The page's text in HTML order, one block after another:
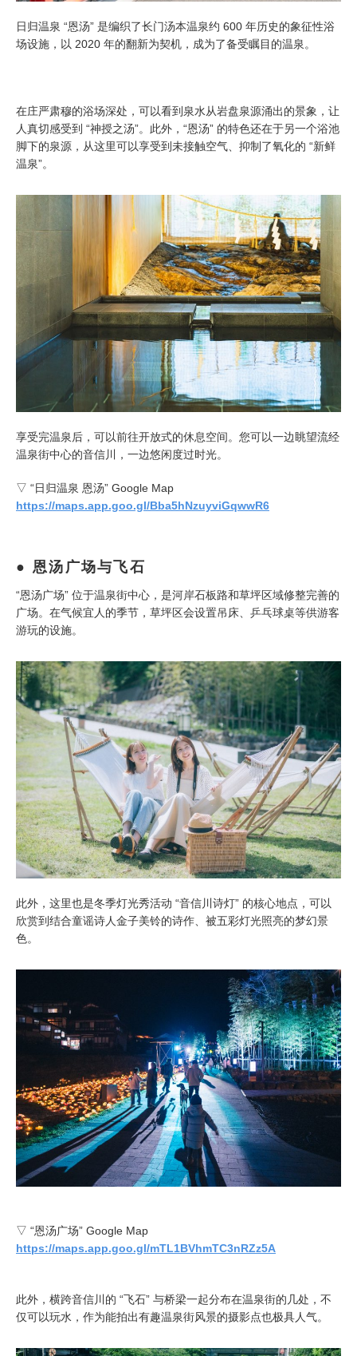
日归温泉 “恩汤” 是编织了长门汤本温泉约 600 年历史的象征性浴
场设施，以 2020 年的翻新为契机，成为了备受瞩目的温泉。
在庄严肃穆的浴场深处，可以看到泉水从岩盘泉源涌出的景象，让
人真切感受到 “神授之汤”。此外，“恩汤” 的特色还在于另一个浴池
脚下的泉源，从这里可以享受到未接触空气、抑制了氧化的 “新鲜
温泉”。
享受完温泉后，可以前往开放式的休息空间。您可以一边眺望流经
温泉街中心的音信川，一边悠闲度过时光。
▽ “日归温泉 恩汤” Google Map
https://maps.app.goo.gl/Bba5hNzuyviGqwwR6
恩汤广场与飞石
“恩汤广场” 位于温泉街中心，是河岸石板路和草坪区域修整完善的
广场。在气候宜人的季节，草坪区会设置吊床、乒乓球桌等供游客
游玩的设施。
此外，这里也是冬季灯光秀活动 “音信川诗灯” 的核心地点，可以
欣赏到结合童谣诗人金子美铃的诗作、被五彩灯光照亮的梦幻景
色。
▽ “恩汤广场” Google Map
https://maps.app.goo.gl/mTL1BVhmTC3nRZz5A
此外，横跨音信川的 “飞石” 与桥梁一起分布在温泉街的几处，不
仅可以玩水，作为能拍出有趣温泉街风景的摄影点也极具人气。